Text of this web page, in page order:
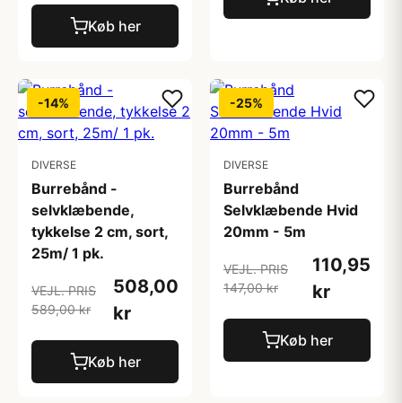
Køb her
-14%
DIVERSE
Burrebånd -
selvklæbende,
tykkelse 2 cm, sort,
25m/ 1 pk.
VEJL. PRIS
589,00 kr
508,00
kr
Køb her
-25%
DIVERSE
Burrebånd
Selvklæbende Hvid
20mm - 5m
VEJL. PRIS
147,00 kr
110,95
kr
Køb her